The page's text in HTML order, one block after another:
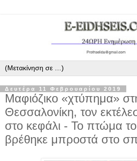
Δευτέρα 11 Φεβρουαρίου 2019
Μαφιόζικο «χτύπημα»
Θεσσαλονίκη, τον
στο κεφάλι - Το πτώμα
βρέθηκε μπροστά στο